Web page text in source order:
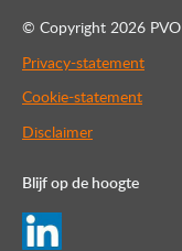
© Copyright 2026 PVO
Privacy-statement
Cookie-statement
Disclaimer
Blijf op de hoogte